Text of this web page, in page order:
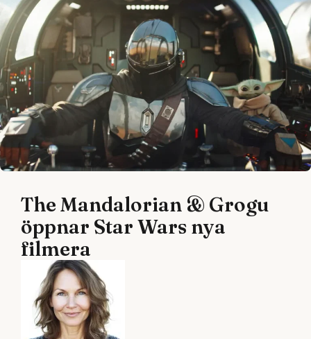
The Mandalorian & Grogu
öppnar Star Wars nya
filmera